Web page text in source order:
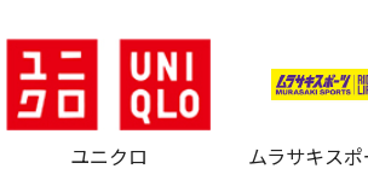
ユニクロ ムラサキスポ